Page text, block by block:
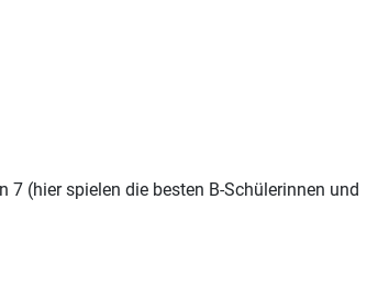
(hier spielen die besten B-Schülerinnen und